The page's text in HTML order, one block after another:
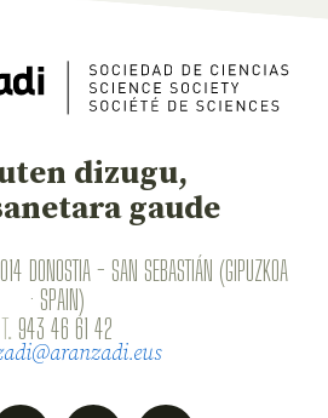
dizugu,
gaude
DONOSTIA - SAN SEBASTIÁN (GIPUZKOA
· SPAIN)
T. 943 46 61 42